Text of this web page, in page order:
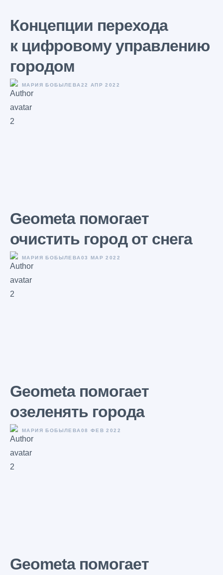
Концепции перехода
к цифровому управлению
городом
МАРИЯ БОБЫЛЕВА22 АПР 2022
Geometa помогает
очистить город от снега
МАРИЯ БОБЫЛЕВА03 МАР 2022
Geometa помогает
озеленять города
МАРИЯ БОБЫЛЕВА08 ФЕВ 2022
Geometa помогает